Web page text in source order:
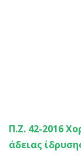
Π.Ζ. 42-2016
άδειας